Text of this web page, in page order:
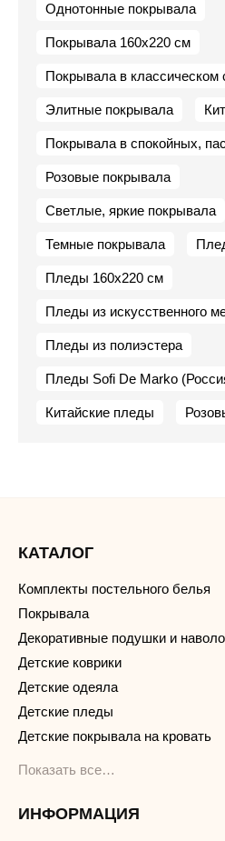
Однотонные покрывала
Покрывала 160х220 см
Покрывала в классическом
Элитные покрывала
Покрывала в спокойных,
Розовые покрывала
Светлые, яркие покрывала
Темные покрывала
Пледы 160х220 см
Пледы из искусственного
Пледы из полиэстера
Пледы Sofi De Marko
Китайские пледы
КАТАЛОГ
Комплекты постельного белья
Покрывала
Декоративные подушки и
Детские коврики
Детские одеяла
Детские пледы
Детские покрывала на кровать
Показать все…
ИНФОРМАЦИЯ